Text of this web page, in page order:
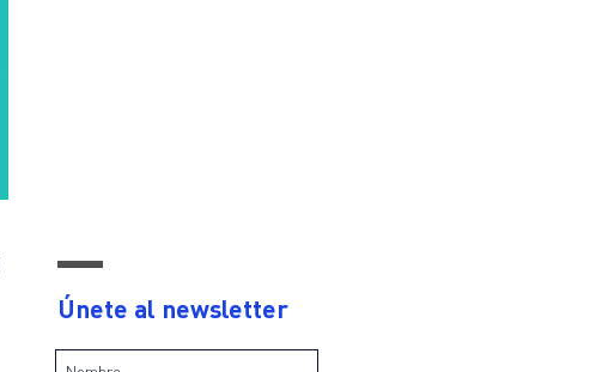
Únete al newsletter